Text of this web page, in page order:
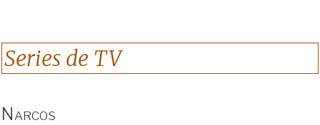
Series de TV
Narcos